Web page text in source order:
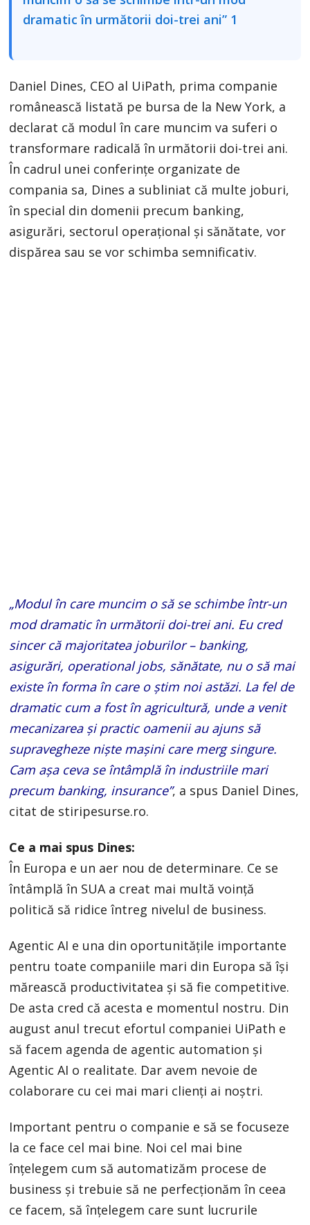
Daniel Dines, CEO al UiPath, prima companie
românească listată pe bursa de la New York, a
declarat că modul în care muncim va suferi o
transformare radicală în următorii doi-trei ani.
În cadrul unei conferințe organizate de
compania sa, Dines a subliniat că multe joburi,
în special din domenii precum banking,
asigurări, sectorul operațional și sănătate, vor
dispărea sau se vor schimba semnificativ.
„Modul în care muncim o să se schimbe într-un
mod dramatic în următorii doi-trei ani. Eu cred
sincer că majoritatea joburilor – banking,
asigurări, operational jobs, sănătate, nu o să mai
existe în forma în care o ştim noi astăzi. La fel de
dramatic cum a fost în agricultură, unde a venit
mecanizarea şi practic oamenii au ajuns să
supravegheze nişte maşini care merg singure.
Cam aşa ceva se întâmplă în industriile mari
precum banking, insurance”, a spus Daniel Dines,
citat de stiripesurse.ro.
Ce a mai spus Dines:
În Europa e un aer nou de determinare. Ce se
întâmplă în SUA a creat mai multă voinţă
politică să ridice întreg nivelul de business.
Agentic AI e una din oportunităţile importante
pentru toate companiile mari din Europa să îşi
mărească productivitatea şi să fie competitive.
De asta cred că acesta e momentul nostru. Din
august anul trecut efortul companiei UiPath e
să facem agenda de agentic automation şi
Agentic AI o realitate. Dar avem nevoie de
colaborare cu cei mai mari clienţi ai noştri.
Important pentru o companie e să se focuseze
la ce face cel mai bine. Noi cel mai bine
înţelegem cum să automatizăm procese de
business şi trebuie să ne perfecţionăm în ceea
ce facem, să înţelegem care sunt lucrurile